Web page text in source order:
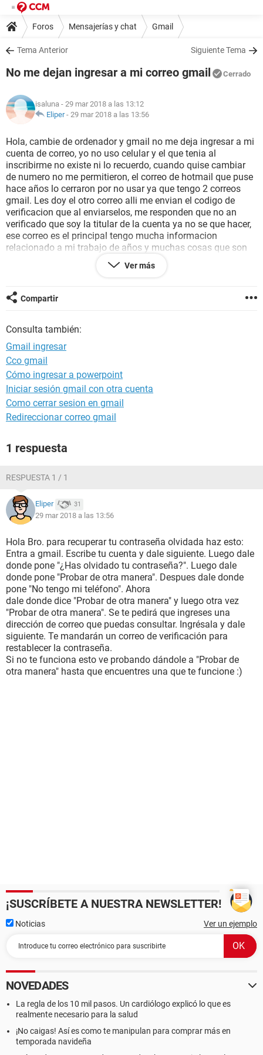
Foros Mensajerías y chat Gmail
Tema Anterior Siguiente Tema
No me dejan ingresar a mi correo gmail Cerrado
isaluna - 29 mar 2018 a las 13:12
Eliper- 29 mar 2018 a las 13:56
Hola, cambie de ordenador y gmail no me deja ingresar a mi
cuenta de correo, yo no uso celular y el que tenia al
inscribirme no existe ni lo recuerdo, cuando quise cambiar
de numero no me permitieron, el correo de hotmail que puse
hace años lo cerraron por no usar ya que tengo 2 correos
gmail. Les doy el otro correo alli me envian el codigo de
verificacion que al enviarselos, me responden que no an
verificado que soy la titular de la cuenta ya no se que hacer,
ese correo es el principal tengo mucha informacion
relacionado a mi trabajo de años y muchas cosas que son
Por favor pido a quien pueda ayudarme lo haga saber como
Gracias.
Ver más
Compartir
Consulta también:
Gmail ingresar
Cco gmail
Cómo ingresar a powerpoint
Iniciar sesión gmail con otra cuenta
Como cerrar sesion en gmail
Redireccionar correo gmail
1 respuesta
RESPUESTA 1 / 1
Eliper 31
29 mar 2018 a las 13:56
Hola Bro. para recuperar tu contraseña olvidada haz esto:
Entra a gmail. Escribe tu cuenta y dale siguiente. Luego dale
donde pone "¿Has olvidado tu contraseña?". Luego dale
donde pone "Probar de otra manera". Despues dale donde
pone "No tengo mi teléfono". Ahora
dale donde dice "Probar de otra manera" y luego otra vez
"Probar de otra manera". Se te pedirá que ingreses una
dirección de correo que puedas consultar. Ingrésala y dale
siguiente. Te mandarán un correo de verificación para
restablecer la contraseña.
Si no te funciona esto ve probando dándole a "Probar de
otra manera" hasta que encuentres una que te funcione :)
¡SUSCRÍBETE A NUESTRA NEWSLETTER!
Noticias Ver un ejemplo
NOVEDADES
La regla de los 10 mil pasos. Un cardiólogo explicó lo que es
realmente necesario para la salud
¡No caigas! Así es como te manipulan para comprar más en
temporada navideña